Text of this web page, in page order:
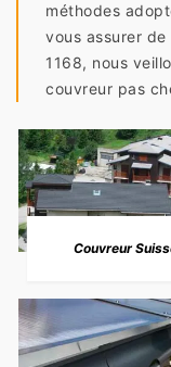
méthodes
vous assurer
1168, nous
couvreur pas
Couvreur